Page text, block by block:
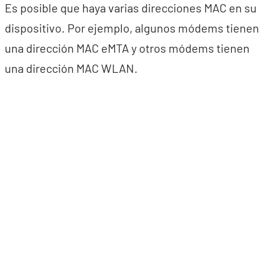
Es posible que haya varias direcciones MAC en su
dispositivo. Por ejemplo, algunos módems tienen
una dirección MAC eMTA y otros módems tienen
una dirección MAC WLAN.